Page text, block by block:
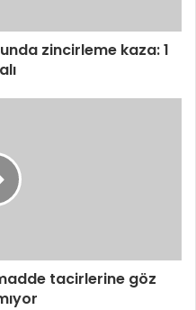
zincirleme kaza: 1
tacirlerine göz